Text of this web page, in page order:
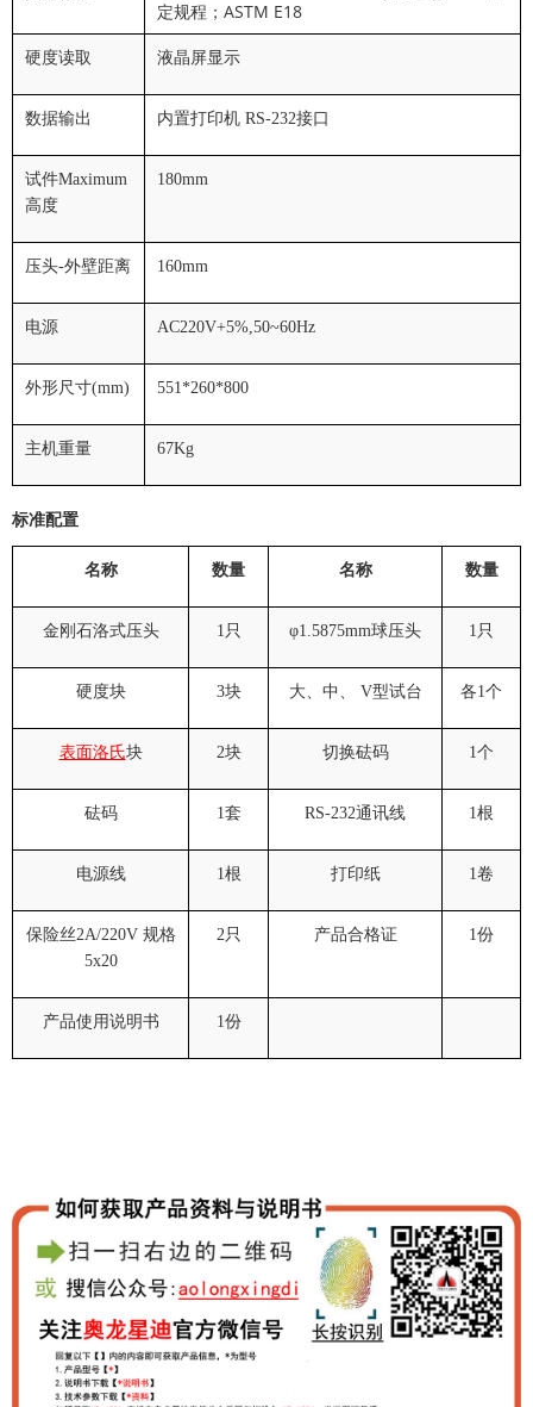
定规程； ASTM E18
硬度读取 液晶屏显示
数据输出 内置打印机 RS-232接口
试件Maximum
高度
180mm
压头-外壁距离 160mm
电源 AC220V+5%,50~60Hz
外形尺寸(mm) 551*260*800
主机重量 67Kg
标准配置
名称 数量 名称 数量
金刚石洛式压头 1只 φ1.5875mm球压头 1只
硬度块 3块 大、中、 V型试台 各1个
表面洛氏块 2块 切换砝码 1个
砝码 1套 RS-232通讯线 1根
电源线 1根 打印纸 1卷
保险丝2A/220V 规格
5x20
2只 产品合格证 1份
产品使用说明书 1份